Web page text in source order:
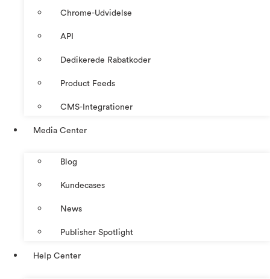
Chrome-Udvidelse
API
Dedikerede Rabatkoder
Product Feeds
CMS-Integrationer
Media Center
Blog
Kundecases
News
Publisher Spotlight
Help Center